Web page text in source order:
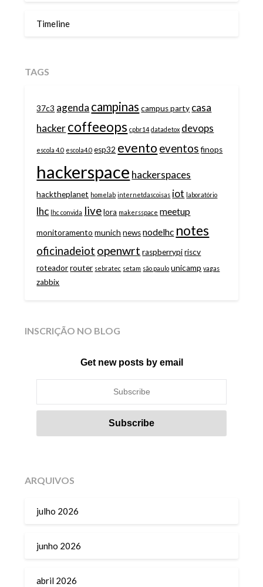
Timeline
TAGS
37c3 agenda campinas campus party casa
hackercoffeeops cpbr14 datadetox devops
escola 4.0 escola4.0 esp32 evento eventos finops
hackerspace hackerspaces
hacktheplanet homelab internetdascoisas iot laboratório
lhc lhc convida live lora makersspace meetup
monitoramento munich news nodelhc notes
oficinadeiot openwrt raspberrypi riscv
roteador router sebratec setam são paulo unicamp vagas
zabbix
INSCRIÇÃO NO BLOG
Get new posts by email
ARQUIVOS
julho 2026
junho 2026
abril 2026